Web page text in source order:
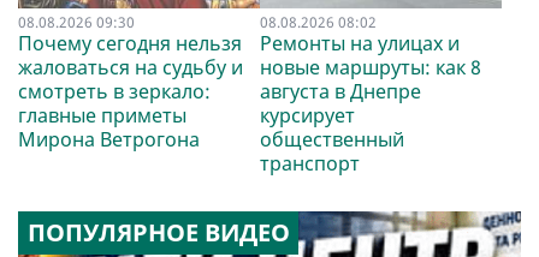
08.08.2026 09:30
Почему сегодня нельзя
жаловаться на судьбу и
смотреть в зеркало:
главные приметы
Мирона Ветрогона
08.08.2026 08:02
Ремонты на улицах и
новые маршруты: как 8
августа в Днепре
курсирует
общественный
транспорт
ПОПУЛЯРНОЕ ВИДЕО